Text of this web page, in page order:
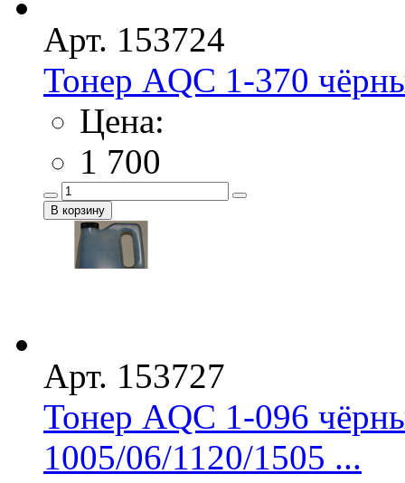
Арт. 153724
Тонер AQC 1-370
Цена:
1 700
Арт. 153727
Тонер AQC 1-096
1005/06/1120/1505 ...